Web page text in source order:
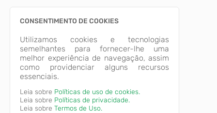
CONSENTIMENTO DE COOKIES
Utilizamos cookies e tecnologias
semelhantes para fornecer-lhe uma
melhor experiência de navegação, assim
como providenciar alguns recursos
essenciais.
Leia sobre Políticas de uso de cookies.
Leia sobre Políticas de privacidade.
Leia sobre Termos de Uso.